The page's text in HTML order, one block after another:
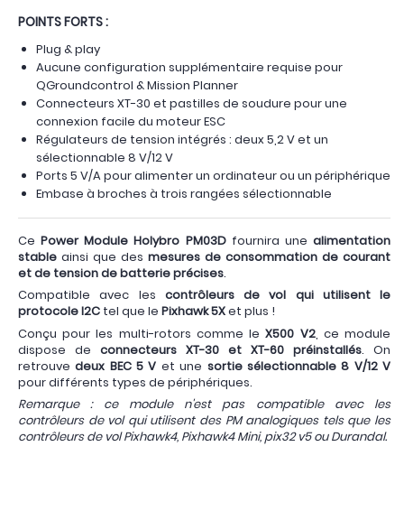
POINTS FORTS :
Plug & play
Aucune configuration supplémentaire requise pour
QGroundcontrol & Mission Planner
Connecteurs XT-30 et pastilles de soudure pour une
connexion facile du moteur ESC
Régulateurs de tension intégrés : deux 5,2 V et un
sélectionnable 8 V/12 V
Ports 5 V/A pour alimenter un ordinateur ou un périphérique
Embase à broches à trois rangées sélectionnable
CePower Module Holybro PM03Dfournira unealimentation
stable ainsi que des mesures de consommation de courant
et de tension de batterie précises.
Compatible avec les contrôleurs de vol qui utilisent le
protocole I2C tel que le Pixhawk 5Xet plus !
Conçu pour les multi-rotors comme leX500 V2, ce module
dispose de connecteurs XT-30 et XT-60 préinstallés. On
retrouvedeux BEC 5 V et une sortie sélectionnable 8 V/12 V
pour différents types de périphériques.
Remarque : ce module n'est pas compatible avec les
contrôleurs de vol qui utilisent des PM analogiques tels que les
contrôleurs de vol Pixhawk4, Pixhawk4 Mini, pix32 v5 ou Durandal.